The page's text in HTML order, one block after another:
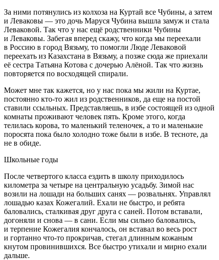
За ними потянулись из колхоза на Куртай все Чубины, а затем
и Леваковы — это дочь Маруся Чубина вышла замуж и стала
Леваковой. Так что у нас ещё родственники Чубины
и Леваковы. Забегая вперед скажу, что когда мы переехали
в Россию в город Вязьму, то помогли Люде Леваковой
переехать из Казахстана в Вязьму, а позже сюда же приехали
её сестра Татьяна Котова с дочерью Алёной. Так что жизнь
повторяется по восходящей спирали.
Может мне так кажется, но у нас пока мы жили на Куртае,
постоянно кто-то жил из родственников, да еще на постой
ставили ссыльных. Представляешь, в избе состоящей из одной
комнаты проживают человек пять. Кроме этого, когда
телилась корова, то маленький теленочек, а то и маленькие
поросята пока было холодно тоже были в избе. В тесноте, да
не в обиде.
Школьные годы
После четвертого класса ездить в школу приходилось
километра за четыре на центральную усадьбу. Зимой нас
возили на лошади на больших санях — розвальнях. Управлял
лошадью казах Кожегалий. Ехали не быстро, и ребята
баловались, сталкивая друг друга с саней. Потом вставали,
догоняли и снова — в сани. Если мы сильно баловались,
и терпение Кожегалия кончалось, он вставал во весь рост
и гортанно что-то прокричав, стегал длинным кожаным
кнутом провинившихся. Все быстро утихали и мирно ехали
дальше.